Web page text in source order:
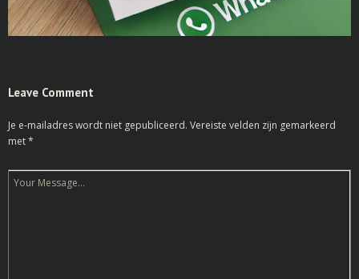
Leave Comment
Je e-mailadres wordt niet gepubliceerd. Vereiste velden zijn gemarkeerd
met*